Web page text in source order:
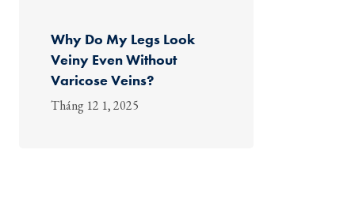
Why Do My Legs Look
Veiny Even Without
Varicose Veins?
Tháng 12 1, 2025